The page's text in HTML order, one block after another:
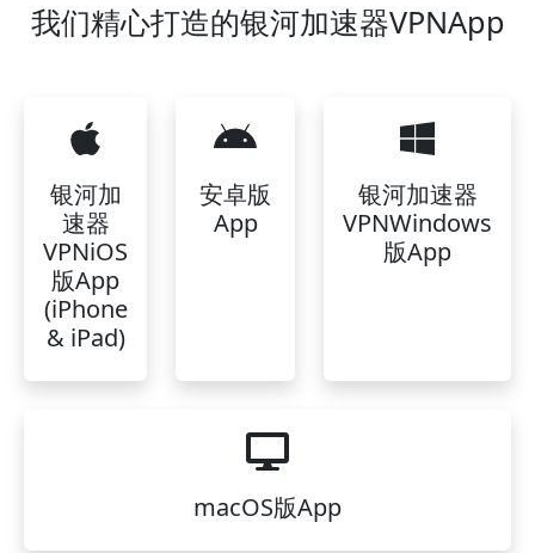
我们精心打造的银河加速器VPNApp
银河加
速器
VPNiOS
版App
(iPhone
& iPad)
安卓版
App
银河加速器
VPNWindows
版App
macOS版App